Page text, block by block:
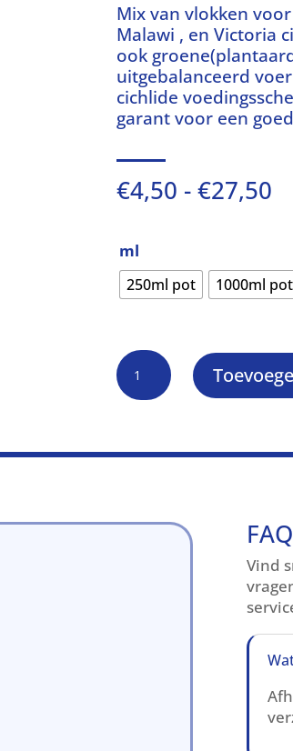
Mix van vlokken
Malawi , en Victoria
ook
uitgebalanceerd
cichlide
garant voor een
€4,50 -€27,50
ml
250ml pot 1000ml pot
Malawi
Cichlide
vlokken
aantal
Vind